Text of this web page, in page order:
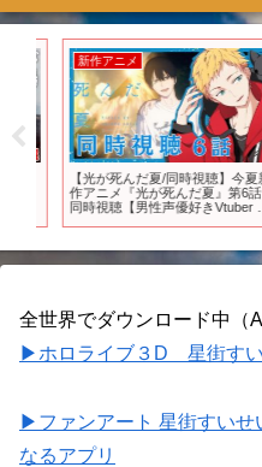
新作アニメ
【光が死んだ夏/同時視聴】今夏新
作アニメ『光が死んだ夏』第6話
同時視聴【男性声優好きVtuber 燈
全世界でダウンロード中（
▶ホロライブ３D 星街すい
▶ファンアート 星街すい
なるアプリ